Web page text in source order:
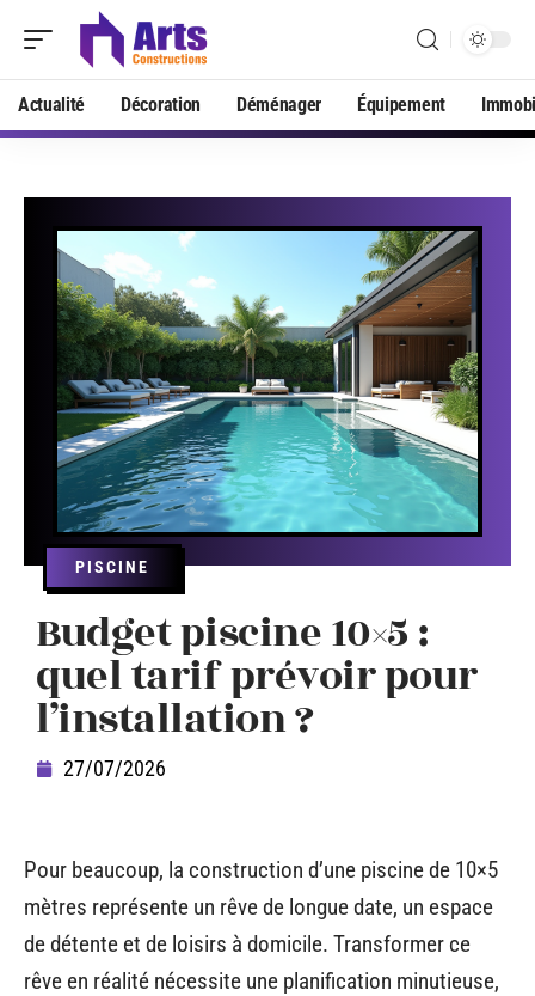
Actualité Décoration Déménager Équipement
PISCINE
Budget piscine 10×5 :
quel tarif prévoir pour
l’installation ?
27/07/2026
Pour beaucoup, la construction d’une piscine de 10×5
mètres représente un rêve de longue date, un espace
de détente et de loisirs à domicile. Transformer ce
rêve en réalité nécessite une planification minutieuse,